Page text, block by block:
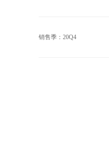
销售季：20Q4